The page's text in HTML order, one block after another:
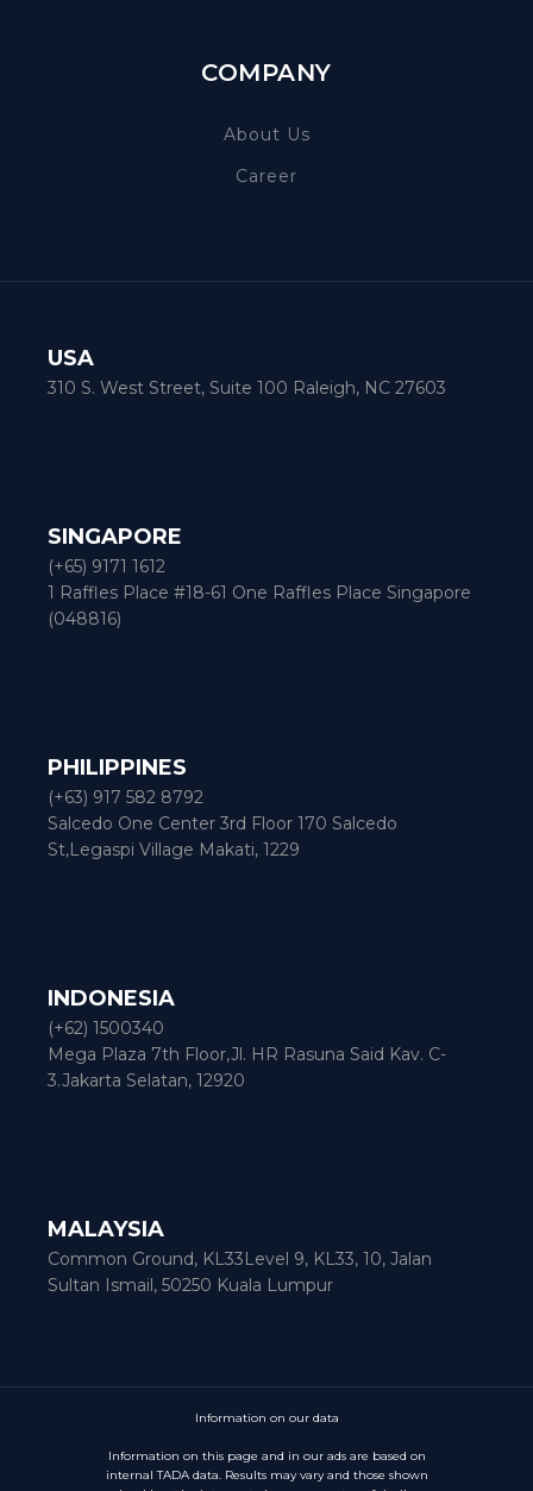
COMPANY
About Us
Career
USA
310 S. West Street, Suite 100 Raleigh, NC 27603
SINGAPORE
(+65) 9171 1612
1 Raffles Place #18-61 One Raffles Place Singapore
(048816)
PHILIPPINES
(+63) 917 582 8792
Salcedo One Center 3rd Floor 170 Salcedo
St,Legaspi Village Makati, 1229
INDONESIA
(+62) 1500340
Mega Plaza 7th Floor,Jl. HR Rasuna Said Kav. C-
3.Jakarta Selatan, 12920
MALAYSIA
Common Ground, KL33Level 9, KL33, 10, Jalan
Sultan Ismail, 50250 Kuala Lumpur
Information on our data
Information on this page and in our ads are based on
internal TADA data. Results may vary and those shown